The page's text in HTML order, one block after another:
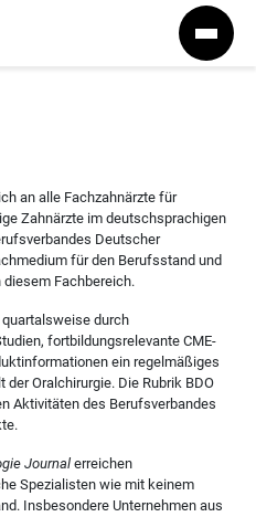
an alle Fachzahnärzte für
Zahnärzte im deutschsprachigen
Deutscher
für den Berufsstand und
Fachbereich.
durch
fortbildungsrelevante CME-
ein regelmäßiges
Oralchirurgie. Die Rubrik BDO
Aktivitäten des Berufsverbandes
Journal erreichen
Spezialisten wie mit keinem
Insbesondere Unternehmen aus